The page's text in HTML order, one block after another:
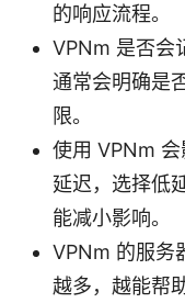
的响应流程。
VPNm 是否会
通常会明确是
限。
使用 VPNm
延迟，选择低
能减小影响。
VPNm 的服务
越多，越能帮